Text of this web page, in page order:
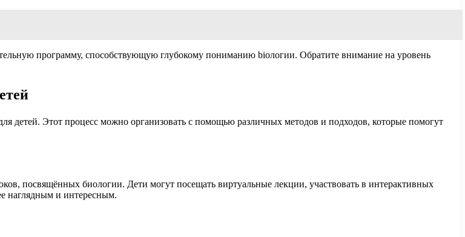
программу, способствующую глубокому пониманию biологии. Обратите внимание на уровень
детей. Этот процесс можно организовать с помощью различных методов и подходов, которые помогут
посвящённых биологии. Дети могут посещать виртуальные лекции, участвовать в интерактивных
наглядным и интересным.